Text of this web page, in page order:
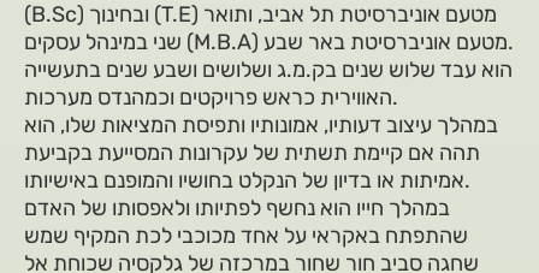
(B.Sc) ובחינוך (T.E) מטעם אוניברסיטת תל אביב, ותואר
שני במינהל עסקים (M.B.A) מטעם אוניברסיטת באר שבע.
הוא עבד שלוש שנים בק.מ.ג ושלושים ושבע שנים בתעשייה
האווירית כראש פרויקטים וכמהנדס מערכות.
במהלך עיצוב דעותיו, אמונותיו ותפיסת המציאות שלו, הוא
תהה אם קיימת תשתית של עקרונות המסייעת בקביעת
אמיתות או בדיון של הנקלט בחושיו והמופנם באישיותו.
במהלך חייו הוא נחשף לפתיותו ולאפסותו של האדם
שהתפתח באקראי על אחד מכוכבי לכת המקיף שמש
שחגה סביב חור שחור במרכזה של גלקסיה שכוחת אל